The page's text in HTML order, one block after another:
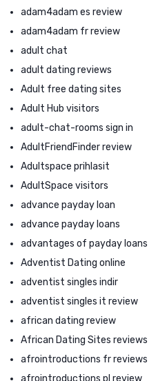
adam4adam es review
adam4adam fr review
adult chat
adult dating reviews
Adult free dating sites
Adult Hub visitors
adult-chat-rooms sign in
AdultFriendFinder review
Adultspace prihlasit
AdultSpace visitors
advance payday loan
advance payday loans
advantages of payday loans
Adventist Dating online
adventist singles indir
adventist singles it review
african dating review
African Dating Sites reviews
afrointroductions fr reviews
afrointroductions pl review